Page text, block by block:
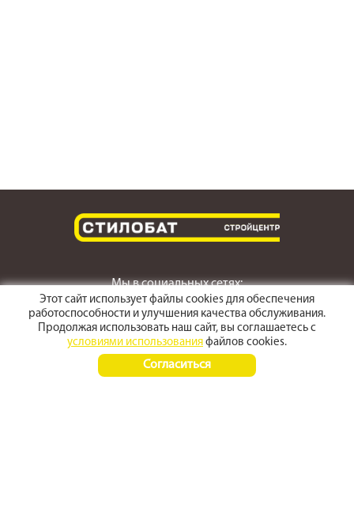
Мы в социальных сетях:
г. Светлоград,
ул. Пушкина 167
Этот сайт использует файлы cookies для обеспечения
работоспособности и улучшения качества обслуживания.
Продолжая использовать наш сайт, вы соглашаетесь с
условиями использования файлов cookies.
Согласиться